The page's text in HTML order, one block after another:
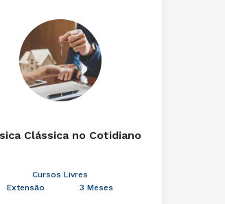
Clássica no Cotidiano
Cursos Livres
Extensão
3 Meses